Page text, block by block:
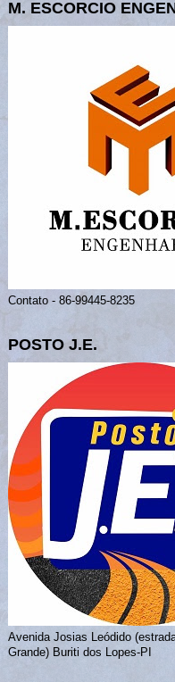
M. ESCORCIO
Contato - 86-99445-8235
POSTO J.E.
Avenida Josias Leódido
Grande) Buriti dos Lopes-PI